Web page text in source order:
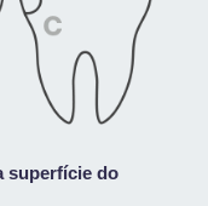
superfície do